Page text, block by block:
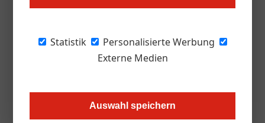
Statistik
Personalisierte Werbung
Externe Medien
Auswahl speichern
Duscher über den Wertewandel durch Corona, Aufholbedarf
beim Freizeittourismus und warum Wirthäuser jetzt lässig
ÖGZ: 2019 gab es einen Rekord mit 7,6